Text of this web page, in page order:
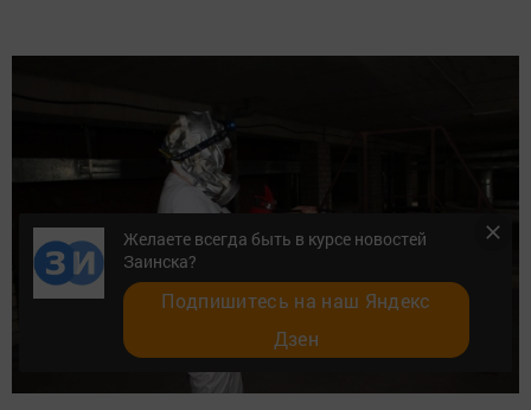
Желаете всегда быть в курсе новостей
Заинска?
Подпишитесь на наш Яндекс
Дзен